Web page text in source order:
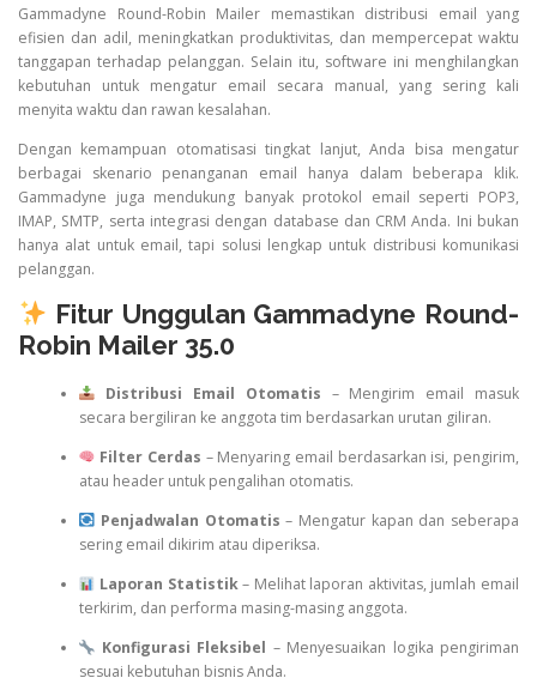
Gammadyne Round-Robin Mailer memastikan distribusi email yang
efisien dan adil, meningkatkan produktivitas, dan mempercepat waktu
tanggapan terhadap pelanggan. Selain itu, software ini menghilangkan
kebutuhan untuk mengatur email secara manual, yang sering kali
menyita waktu dan rawan kesalahan.
Dengan kemampuan otomatisasi tingkat lanjut, Anda bisa mengatur
berbagai skenario penanganan email hanya dalam beberapa klik.
Gammadyne juga mendukung banyak protokol email seperti POP3,
IMAP, SMTP, serta integrasi dengan database dan CRM Anda. Ini bukan
hanya alat untuk email, tapi solusi lengkap untuk distribusi komunikasi
pelanggan.
Fitur Unggulan Gammadyne Round-
Robin Mailer 35.0
Distribusi Email Otomatis – Mengirim email masuk
secara bergiliran ke anggota tim berdasarkan urutan giliran.
Filter Cerdas – Menyaring email berdasarkan isi, pengirim,
atau header untuk pengalihan otomatis.
Penjadwalan Otomatis – Mengatur kapan dan seberapa
sering email dikirim atau diperiksa.
Laporan Statistik– Melihat laporan aktivitas, jumlah email
terkirim, dan performa masing-masing anggota.
Konfigurasi Fleksibel – Menyesuaikan logika pengiriman
sesuai kebutuhan bisnis Anda.